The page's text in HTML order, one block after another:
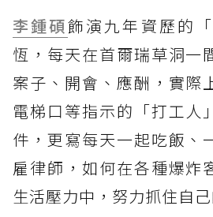
李鍾碩飾演九年資歷的
恆，每天在首爾瑞草洞一
案子、開會、應酬，實際
電梯口等指示的「打工人
件，更寫每天一起吃飯、
雇律師，如何在各種爆炸
生活壓力中，努力抓住自